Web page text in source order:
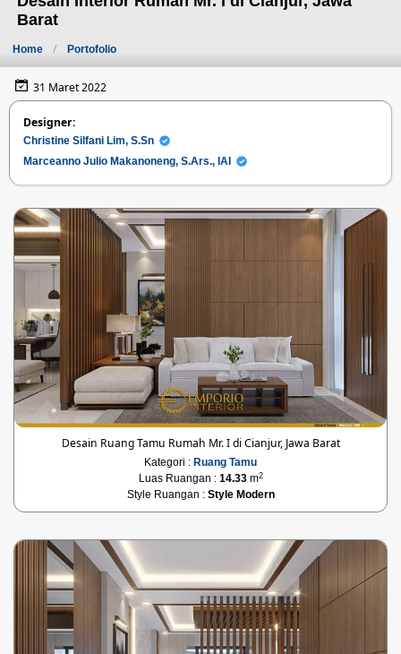
Barat
Home Portofolio
31 Maret 2022
Designer:
Christine Silfani Lim, S.Sn
Marceanno Julio Makanoneng, S.Ars., IAI
Desain Ruang Tamu Rumah Mr. I di Cianjur, Jawa Barat
Kategori : Ruang Tamu
Luas Ruangan : 14.33m2
Style Ruangan : Style Modern